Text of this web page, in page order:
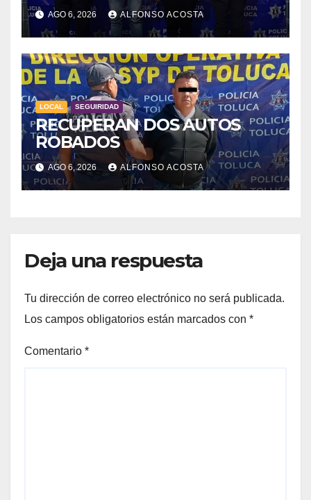
AGO 6, 2026 ALFONSO ACOSTA
LOCAL SEGUIRIDAD
RECUPERAN DOS AUTOS
ROBADOS
AGO 6, 2026 ALFONSO ACOSTA
Deja una respuesta
Tu dirección de correo electrónico no será publicada.
Los campos obligatorios están marcados con *
Comentario *